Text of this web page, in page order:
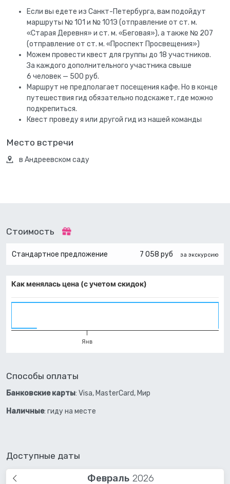
Если вы едете из Санкт-Петербурга, вам подойдут
маршруты № 101 и № 101Э (отправление от ст. м.
«Старая Деревня» и ст. м. «Беговая»), а также № 207
(отправление от ст. м. «Проспект Просвещения»)
Можем провести квест для группы до 18 участников.
За каждого дополнительного участника свыше
6 человек — 500 руб.
Маршрут не предполагает посещения кафе. Но в конце
путешествия гид обязательно подскажет, где можно
подкрепиться.
Квест проведу я или другой гид из нашей команды
Место встречи
в Андреевском саду
Стоимость
Стандартное предложение 7 058 руб за экскурсию
Как менялась цена (с учетом скидок)
Янв
Способы оплаты
Банковские карты: Visa, MasterCard, Мир
Наличные: гиду на месте
Доступные даты
Февраль